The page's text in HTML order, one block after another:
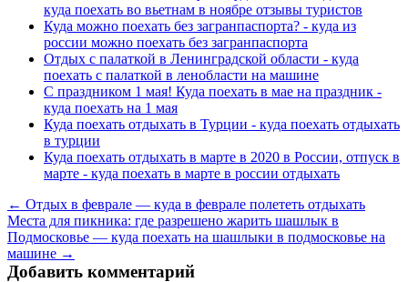
куда поехать во вьетнам в ноябре отзывы туристов
Куда можно поехать без загранпаспорта? - куда из
россии можно поехать без загранпаспорта
Отдых с палаткой в Ленинградской области - куда
поехать с палаткой в ленобласти на машине
С праздником 1 мая! Куда поехать в мае на праздник -
куда поехать на 1 мая
Куда поехать отдыхать в Турции - куда поехать отдыхать
в турции
Куда поехать отдыхать в марте в 2020 в России, отпуск в
марте - куда поехать в марте в россии отдыхать
← Отдых в феврале — куда в феврале полететь отдыхать
Места для пикника: где разрешено жарить шашлык в
Подмосковье — куда поехать на шашлыки в подмосковье на
машине →
Добавить комментарий